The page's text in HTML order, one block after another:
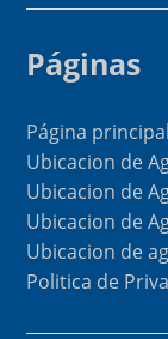
Páginas
Página principal
Ubicacion de
Ubicacion de
Ubicacion de
Ubicacion de
Politica de